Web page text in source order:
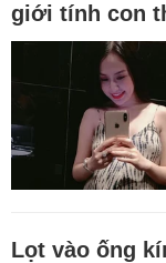
giới tính con
Lọt vào ống